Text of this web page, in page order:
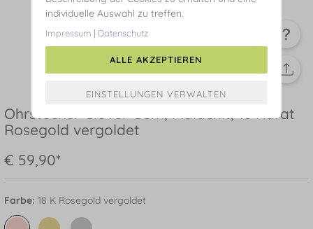
Ohrstecker Clover Gem, Malachit, 18 Karat
Rosegold vergoldet
€ 59,90*
Farbe: 18 K Rosegold vergoldet
individuelle Auswahl zu treffen.
Impressum | Datenschutz
ALLE AKZEPTIEREN